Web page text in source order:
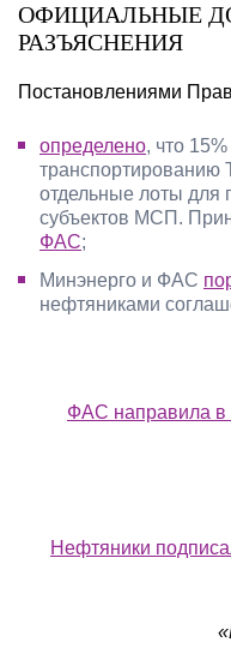
ОФИЦИАЛЬНЫЕ
РАЗЪЯСНЕНИЯ
Постановлениями
определено, что
транспортированию
отдельные лоты для
субъектов МСП.
ФАС;
Минэнерго и ФАС
нефтяниками
ФАС направила в
Нефтяники